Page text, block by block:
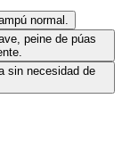
normal.
peine de púas
sin necesidad de